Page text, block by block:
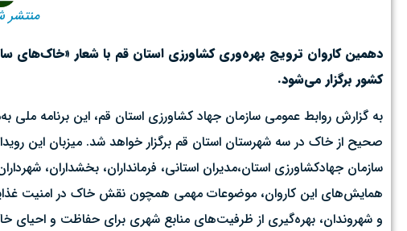
منتشر
کشور برگزار می‌شود.
به گزارش روابط عمومی سازمان جهاد کشاورزی استان قم، این برنامه
صحیح از خاک در سه شهرستان استان قم برگزار خواهد شد. میزبان این
سازمان جهادکشاورزی استان،مدیران استانی، فرمانداران، بخشداران،
همایش‌های این کاروان، موضوعات مهمی همچون نقش خاک در امنیت
و شهروندان، بهره‌گیری از ظرفیت‌های منابع شهری برای حفاظت و احیای